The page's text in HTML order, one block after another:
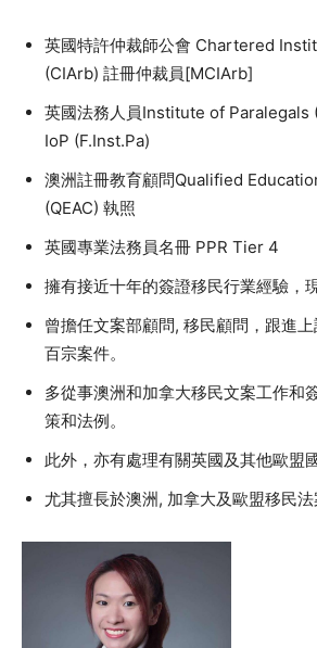
英國特許仲裁師公會 Chartered
(CIArb) 註冊仲裁員[MCIArb]
英國法務人員Institute of Paralegals
IoP (F.Inst.Pa)
澳洲註冊教育顧問Qualified
(QEAC) 執照
英國專業法務員名冊 PPR Tier 4
擁有接近十年的簽證移民行業經驗，
曾擔任文案部顧問, 移民顧問，跟進
百宗案件。
多從事澳洲和加拿大移民文案工作和
策和法例。
此外，亦有處理有關英國及其他歐盟
尤其擅長於澳洲, 加拿大及歐盟移民法